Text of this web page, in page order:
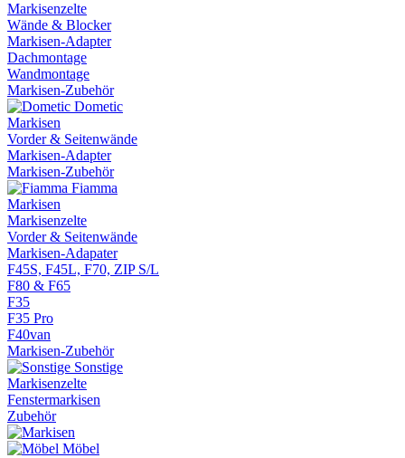
Markisenzelte
Wände & Blocker
Markisen-Adapter
Dachmontage
Wandmontage
Markisen-Zubehör
Dometic
Markisen
Vorder & Seitenwände
Markisen-Adapter
Markisen-Zubehör
Fiamma
Markisen
Markisenzelte
Vorder & Seitenwände
Markisen-Adapater
F45S, F45L, F70, ZIP S/L
F80 & F65
F35
F35 Pro
F40van
Markisen-Zubehör
Sonstige
Markisenzelte
Fenstermarkisen
Zubehör
Möbel